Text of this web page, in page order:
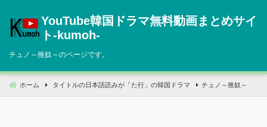
へ
動
YouTube韓国ドラマ無料動画まとめサイ
ト‐kumoh‐
チュノ～推奴～のページです。
ホーム タイトルの日本語読みが「た行」の韓国ドラマ チュノ～推奴～